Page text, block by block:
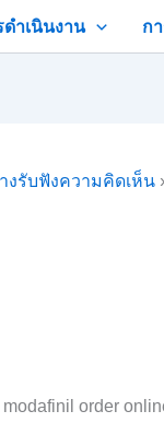
ดำเนินงาน ก
งรับฟังความคิดเห็น ›
modafinil order